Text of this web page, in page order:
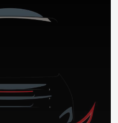
AUTO en Albanie